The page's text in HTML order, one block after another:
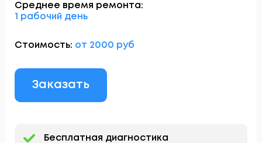
Среднее время ремонта:
1 рабочий день
Стоимость: от 2000 руб
Заказать
Бесплатная диагностика